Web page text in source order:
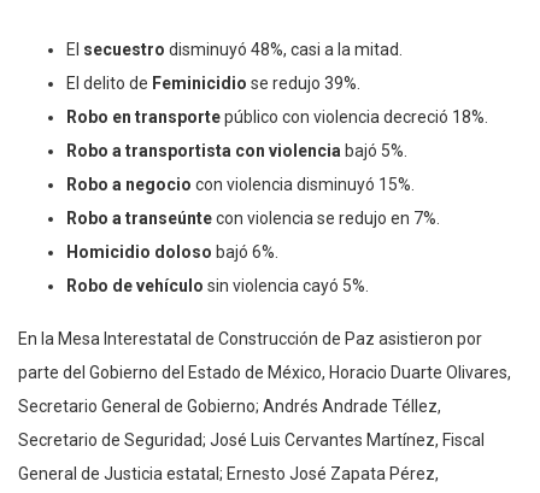
El secuestro disminuyó 48%, casi a la mitad.
El delito de Feminicidio se redujo 39%.
Robo en transportepúblico con violencia decreció 18%.
Robo a transportista con violencia bajó 5%.
Robo a negocio con violencia disminuyó 15%.
Robo a transeúntecon violencia se redujo en 7%.
Homicidio doloso bajó 6%.
Robo de vehículo sin violencia cayó 5%.
En la Mesa Interestatal de Construcción de Paz asistieron por
parte del Gobierno del Estado de México, Horacio Duarte Olivares,
Secretario General de Gobierno; Andrés Andrade Téllez,
Secretario de Seguridad; José Luis Cervantes Martínez, Fiscal
General de Justicia estatal; Ernesto José Zapata Pérez,